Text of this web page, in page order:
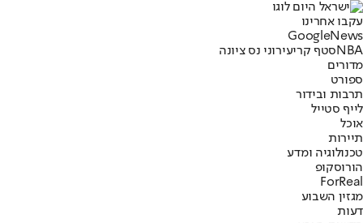
עקבו אחרינו
Googl eNews
NBAסטף קריעירוני נס ציונה
מדורים
ספורט
תרבות ובידור
לייף סטייל
אוכל
תיירות
טכנולוגיה ומדע
הורוסקופ
ForReal
מגזין השבוע
דעות